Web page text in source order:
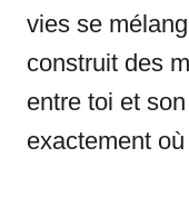
vies se
construit des
entre toi et
exactement